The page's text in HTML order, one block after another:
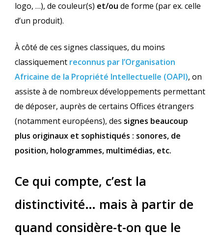
logo, …), de couleur(s) et/ou de forme (par ex. celle
d’un produit).
À côté de ces signes classiques, du moins
classiquement reconnus par l’Organisation
Africaine de la Propriété Intellectuelle (OAPI), on
assiste à de nombreux développements permettant
de déposer, auprès de certains Offices étrangers
(notamment européens), des signes beaucoup
plus originaux et sophistiqués : sonores, de
position, hologrammes, multimédias, etc.
Ce qui compte, c’est la
distinctivité… mais à partir de
quand considère-t-on que le